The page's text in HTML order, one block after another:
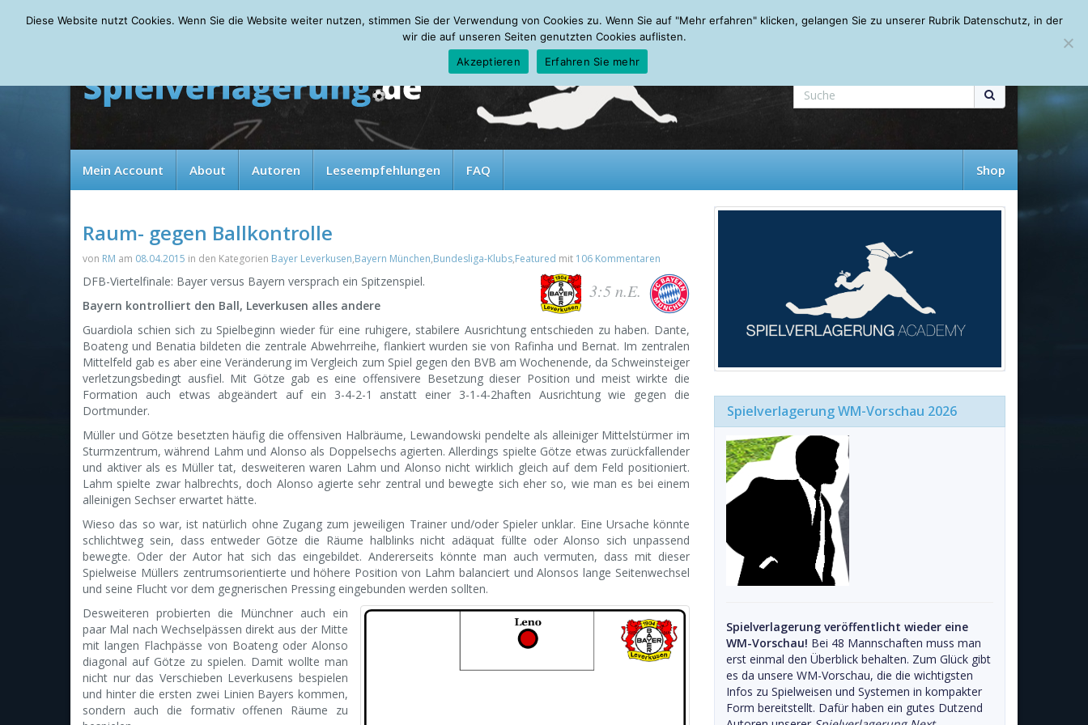
Friday, 07.08.2026 Mein Account About Autoren Leseempfehlungen FAQ
Mein Account About Autoren Leseempfehlungen FAQ Shop
Raum- gegen Ballkontrolle
von RM am 08.04.2015 in den Kategorien Bayer Leverkusen,Bayern München,Bundesliga-Klubs,Featured mit 106 Kommentaren
3:5 n.E.
DFB-Viertelfinale: Bayer versus Bayern versprach ein Spitzenspiel.
Bayern kontrolliert den Ball, Leverkusen alles andere
Guardiola schien sich zu Spielbeginn wieder für eine ruhigere, stabilere Ausrichtung entschieden zu haben. Dante,
Boateng und Benatia bildeten die zentrale Abwehrreihe, flankiert wurden sie von Rafinha und Bernat. Im zentralen
Mittelfeld gab es aber eine Veränderung im Vergleich zum Spiel gegen den BVB am Wochenende, da Schweinsteiger
verletzungsbedingt ausfiel. Mit Götze gab es eine offensivere Besetzung dieser Position und meist wirkte die
Formation auch etwas abgeändert auf ein 3-4-2-1 anstatt einer 3-1-4-2haften Ausrichtung wie gegen die
Dortmunder.
Müller und Götze besetzten häufig die offensiven Halbräume, Lewandowski pendelte als alleiniger Mittelstürmer im
Sturmzentrum, während Lahm und Alonso als Doppelsechs agierten. Allerdings spielte Götze etwas zurückfallender
und aktiver als es Müller tat, desweiteren waren Lahm und Alonso nicht wirklich gleich auf dem Feld positioniert.
Lahm spielte zwar halbrechts, doch Alonso agierte sehr zentral und bewegte sich eher so, wie man es bei einem
alleinigen Sechser erwartet hätte.
Wieso das so war, ist natürlich ohne Zugang zum jeweiligen Trainer und/oder Spieler unklar. Eine Ursache könnte
schlichtweg sein, dass entweder Götze die Räume halblinks nicht adäquat füllte oder Alonso sich unpassend
bewegte. Oder der Autor hat sich das eingebildet. Andererseits könnte man auch vermuten, dass mit dieser
Spielweise Müllers zentrumsorientierte und höhere Position von Lahm balanciert und Alonsos lange Seitenwechsel
und seine Flucht vor dem gegnerischen Pressing eingebunden werden sollten.
Desweiteren probierten die Münchner auch ein
paar Mal nach Wechselpässen direkt aus der Mitte
mit langen Flachpässe von Boateng oder Alonso
diagonal auf Götze zu spielen. Damit wollte man
nicht nur das Verschieben Leverkusens bespielen
und hinter die ersten zwei Linien Bayers kommen,
sondern auch die formativ offenen Räume zu
Spielverlagerung WM-Vorschau 2026
Spielverlagerung veröffentlicht wieder eine
WM-Vorschau! Bei 48 Mannschaften muss man
erst einmal den Überblick behalten. Zum Glück gibt
es da unsere WM-Vorschau, die die wichtigsten
Infos zu Spielweisen und Systemen in kompakter
Form bereitstellt. Dafür haben ein gutes Dutzend
Diese Website nutzt Cookies. Wenn Sie die Website weiter nutzen, stimmen Sie der Verwendung von Cookies zu. Wenn Sie auf "Mehr erfahren" klicken, gelangen Sie zu unserer Rubrik Datenschutz, in der
wir die auf unseren Seiten genutzten Cookies auflisten.
Akzeptieren
Erfahren Sie mehr